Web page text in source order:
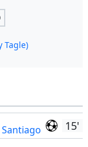
Tagle)
15'
Santiago